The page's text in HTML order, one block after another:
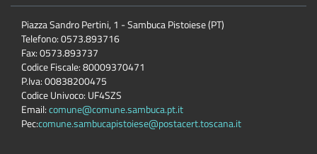
Piazza Sandro Pertini, 1 - Sambuca Pistoiese (PT)
Telefono: 0573.893716
Fax: 0573.893737
Codice Fiscale: 80009370471
P.Iva: 00838200475
Codice Univoco: UF4SZS
Email:comune@comune.sambuca.pt.it
Pec:comune.sambucapistoiese@postacert.toscana.it